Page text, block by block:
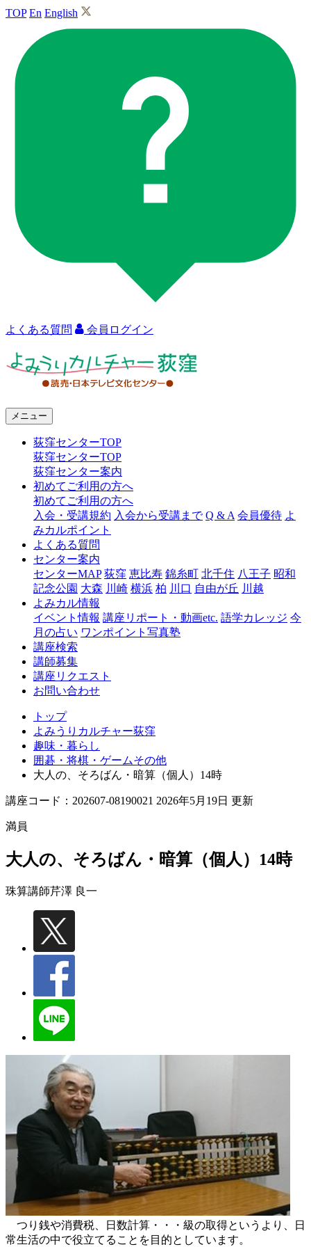
TOP En English
よくある質問 会員ログイン
ャ
窪
メニュー
荻窪センターTOP
荻窪センターTOP
荻窪センター案内
初めてご利用の方へ
初めてご利用の方へ
入会・受講規約 入会から受講まで Q & A 会員優待 よ
みカルポイント
よくある質問
センター案内
センターMAP 荻窪 恵比寿 錦糸町 北千住 八王子 昭和
記念公園 大森 川崎 横浜 柏 川口 自由が丘 川越
よみカル情報
イベント情報 講座リポート・動画etc. 語学カレッジ 今
月の占い ワンポイント写真塾
講座検索
講師募集
講座リクエスト
お問い合わせ
トップ
よみうりカルチャー荻窪
趣味・暮らし
囲碁・将棋・ゲームその他
大人の、そろばん・暗算（個人）14時
講座コード：202607-08190021 2026年5月19日 更新
満員
大人の、そろばん・暗算（個人）14時
珠算講師芹澤 良一
つり銭や消費税、日数計算・・・級の取得というより、日
常生活の中で役立てることを目的としています。